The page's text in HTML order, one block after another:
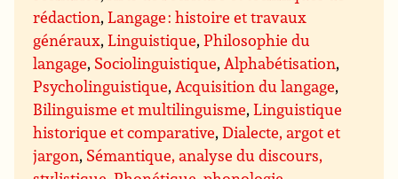
rédaction,Langage : histoire et travaux
généraux,Linguistique,Philosophie du
langage, Sociolinguistique,Alphabétisation,
Psycholinguistique,Acquisition du langage,
Bilinguisme et multilinguisme,Linguistique
historique et comparative,Dialecte, argot et
jargon, Sémantique, analyse du discours,